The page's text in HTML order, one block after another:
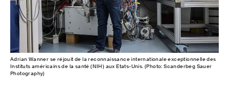
Adrian Wanner se réjouit de la reconnaissance internationale exceptionnelle des
Instituts américains de la santé (NIH) aux Etats-Unis. (Photo: Scanderbeg Sauer
Photography)